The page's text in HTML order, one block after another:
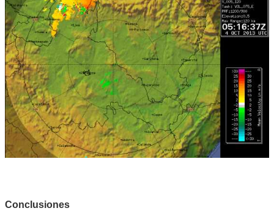
Conclusiones